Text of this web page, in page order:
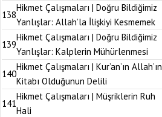
138
Hikmet Çalışmaları | Doğru Bildiğimiz
Yanlışlar: Allah’la İlişkiyi Kesmemek
139
Hikmet Çalışmaları | Doğru Bildiğimiz
Yanlışlar: Kalplerin Mühürlenmesi
140
Hikmet Çalışmaları | Kur’an’ın Allah’ın
Kitabı Olduğunun Delili
141
Hikmet Çalışmaları | Müşriklerin Ruh
Hali